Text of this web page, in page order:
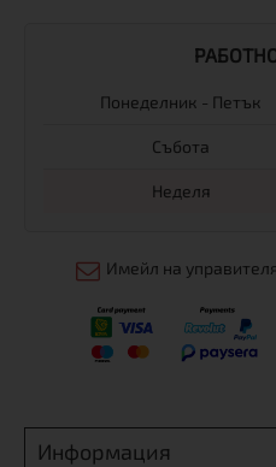
Понеделник - Петък
Събота
Неделя
Имейл на
Информация